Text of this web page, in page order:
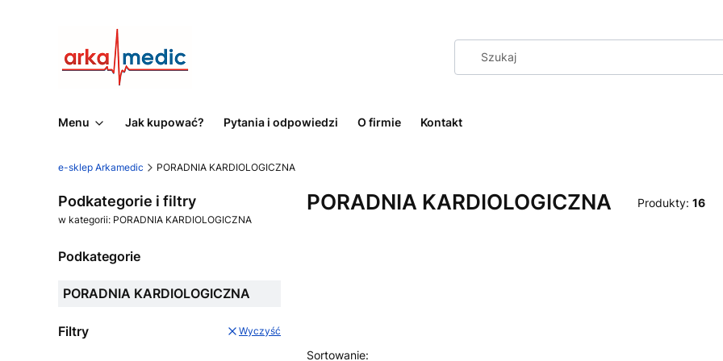
Menu Jak kupować? Pytania i odpowiedzi O firmie Kontakt
e-sklep Arkamedic PORADNIA KARDIOLOGICZNA
Podkategorie i filtry
w kategorii: PORADNIA KARDIOLOGICZNA
Podkategorie
PORADNIA KARDIOLOGICZNA
Filtry Wyczyść
PORADNIA KARDIOLOGICZNA Produkty: 16
Sortowanie: